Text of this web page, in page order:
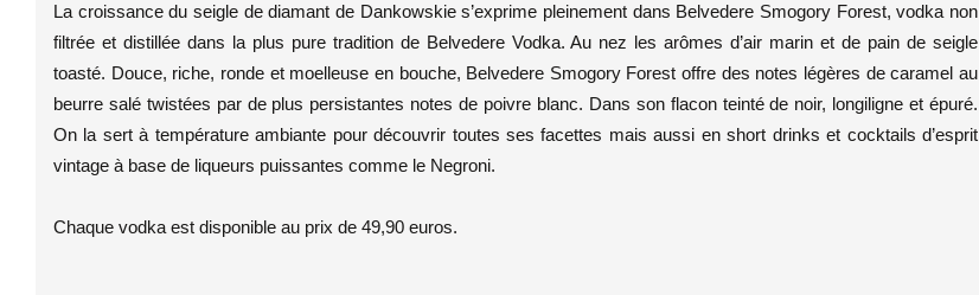
La croissance du seigle de diamant de Dankowskie s’exprime pleinement dans Belvedere Smogory Forest, vodka non
filtrée et distillée dans la plus pure tradition de Belvedere Vodka. Au nez les arômes d’air marin et de pain de seigle
toasté. Douce, riche, ronde et moelleuse en bouche, Belvedere Smogory Forest offre des notes légères de caramel au
beurre salé twistées par de plus persistantes notes de poivre blanc. Dans son flacon teinté de noir, longiligne et épuré.
On la sert à température ambiante pour découvrir toutes ses facettes mais aussi en short drinks et cocktails d’esprit
vintage à base de liqueurs puissantes comme le Negroni.
Chaque vodka est disponible au prix de 49,90 euros.